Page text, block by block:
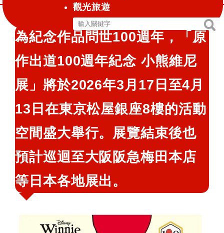
觀光旅遊
搜
尋
關
鍵
字:
搜
為紀念作品問世100週年，「原
作出道100週年紀念 小熊維尼
展」將於2026年3月17日至4月
13日在東京松屋銀座8樓的活動
空間盛大舉行。展覽結束後也
預計巡迴至大阪阪急梅田本店
等日本各地展出。